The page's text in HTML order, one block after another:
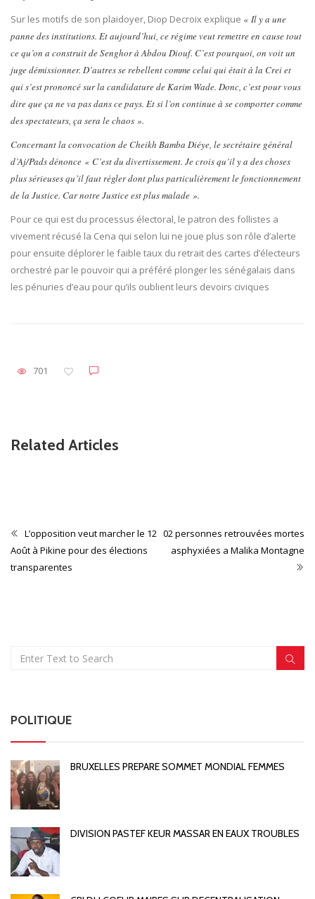
Sur les motifs de son plaidoyer, Diop Decroix explique « Il y a une
panne des institutions. Et aujourd’hui, ce régime veut remettre en cause tout
ce qu’on a construit de Senghor à Abdou Diouf. C’est pourquoi, on voit un
juge démissionner. D’autres se rebellent comme celui qui était à la Crei et
qui s’est prononcé sur la candidature de Karim Wade. Donc, c’est pour vous
dire que ça ne va pas dans ce pays. Et si l’on continue à se comporter comme
des spectateurs, ça sera le chaos ».
Concernant la convocation de Cheikh Bamba Diéye, le secrétaire général
d’Aj/Pads dénonce « C’est du divertissement. Je crois qu’il y a des choses
plus sérieuses qu’il faut régler dont plus particulièrement le fonctionnement
de la Justice. Car notre Justice est plus malade ».
Pour ce qui est du processus électoral, le patron des follistes a
vivement récusé la Cena qui selon lui ne joue plus son rôle d’alerte
pour ensuite déplorer le faible taux du retrait des cartes d’électeurs
orchestré par le pouvoir qui a préféré plonger les sénégalais dans
les pénuries d’eau pour qu’ils oublient leurs devoirs civiques
701
Related Articles
Non classé
L’opposition veut marcher le 12
Août à Pikine pour des élections
transparentes
02 personnes retrouvées mortes
asphyxiées a Malika Montagne
POLITIQUE
BRUXELLES PREPARE SOMMET MONDIAL FEMMES
DIVISION PASTEF KEUR MASSAR EN EAUX TROUBLES